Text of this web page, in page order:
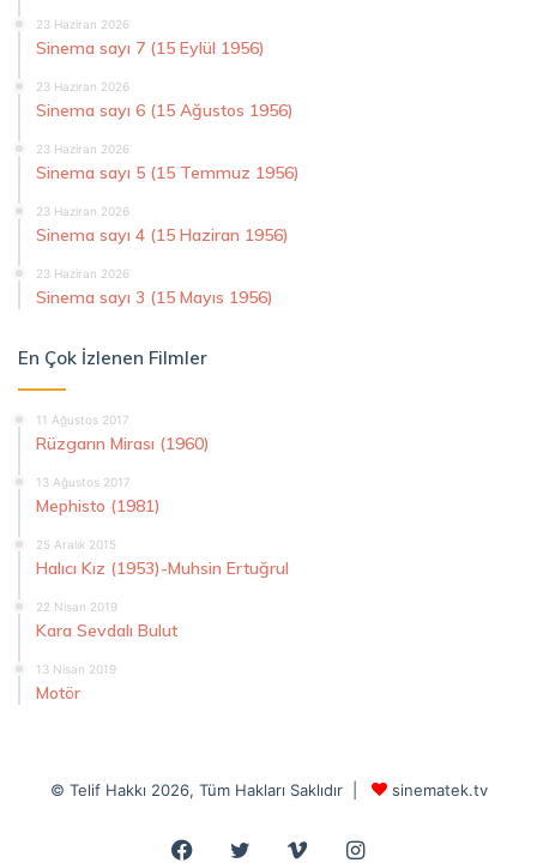
23 Haziran 2026
Sinema sayı 7 (15 Eylül 1956)
23 Haziran 2026
Sinema sayı 6 (15 Ağustos 1956)
23 Haziran 2026
Sinema sayı 5 (15 Temmuz 1956)
23 Haziran 2026
Sinema sayı 4 (15 Haziran 1956)
23 Haziran 2026
Sinema sayı 3 (15 Mayıs 1956)
En Çok İzlenen Filmler
11 Ağustos 2017
Rüzgarın Mirası (1960)
13 Ağustos 2017
Mephisto (1981)
25 Aralık 2015
Halıcı Kız (1953)-Muhsin Ertuğrul
22 Nisan 2019
Kara Sevdalı Bulut
13 Nisan 2019
Motör
© Telif Hakkı 2026, Tüm Hakları Saklıdır | sinematek.tv
Facebook
Twitter VimeoInstagram